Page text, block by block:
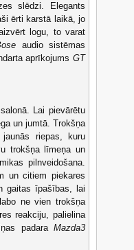
slēdzi.
Elegants
ērti karstā laikā, jo
logu, to varat
audio sistēmas
aprīkojums GT
Lai pievārētu
un jumtā. Trokšņa
riepas, kuru
trokšņa līmeņa un
pilnveidošana.
un citiem piekares
gaitas īpašības, lai
ne vien trokšņa
reakciju, palielina
padara Mazda3